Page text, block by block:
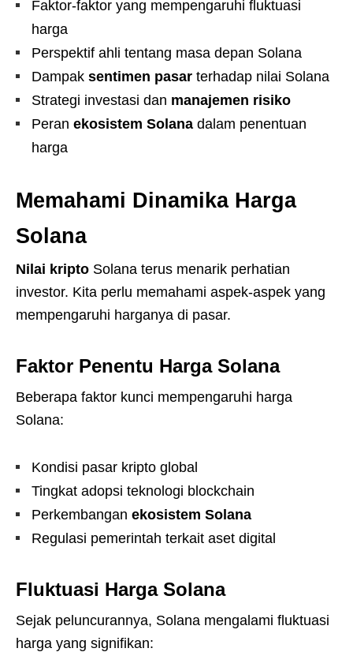
Faktor-faktor yang mempengaruhi fluktuasi
harga
Perspektif ahli tentang masa depan Solana
Dampak sentimen pasar terhadap nilai Solana
Strategi investasi dan manajemen risiko
Peran ekosistem Solana dalam penentuan
harga
Memahami Dinamika Harga
Solana
Nilai kripto Solana terus menarik perhatian
investor. Kita perlu memahami aspek-aspek yang
mempengaruhi harganya di pasar.
Faktor Penentu Harga Solana
Beberapa faktor kunci mempengaruhi harga
Solana:
Kondisi pasar kripto global
Tingkat adopsi teknologi blockchain
Perkembangan ekosistem Solana
Regulasi pemerintah terkait aset digital
Fluktuasi Harga Solana
Sejak peluncurannya, Solana mengalami fluktuasi
harga yang signifikan: